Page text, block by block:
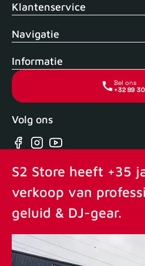
Klantenservice
Navigatie
Informatie
Bel ons
+32 89
Volg ons
Facebook
Instagram
YouTube
S2 Store heeft +35
verkoop van
geluid & DJ-gear.